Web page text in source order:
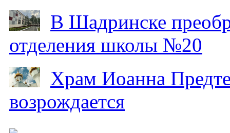
В Шадринске
отделения школы №20
Храм Иоанна
возрождается